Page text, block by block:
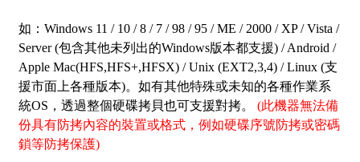
如：Windows 11 / 10 / 8 / 7 / 98 / 95 / ME / 2000 / XP / Vista /
Server (包含其他未列出的Windows版本都支援) / Android /
Apple Mac(HFS,HFS+,HFSX) / Unix (EXT2,3,4) / Linux (支
援市面上各種版本)。如有其他特殊或未知的各種作業系
統OS，透過整個硬碟拷貝也可支援對拷。
(此機器無法備
份具有防拷內容的裝置或格式，例如硬碟序號防拷或密碼
鎖等防拷保護)